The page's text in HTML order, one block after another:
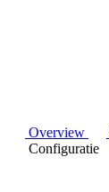
Overview
Configuratie